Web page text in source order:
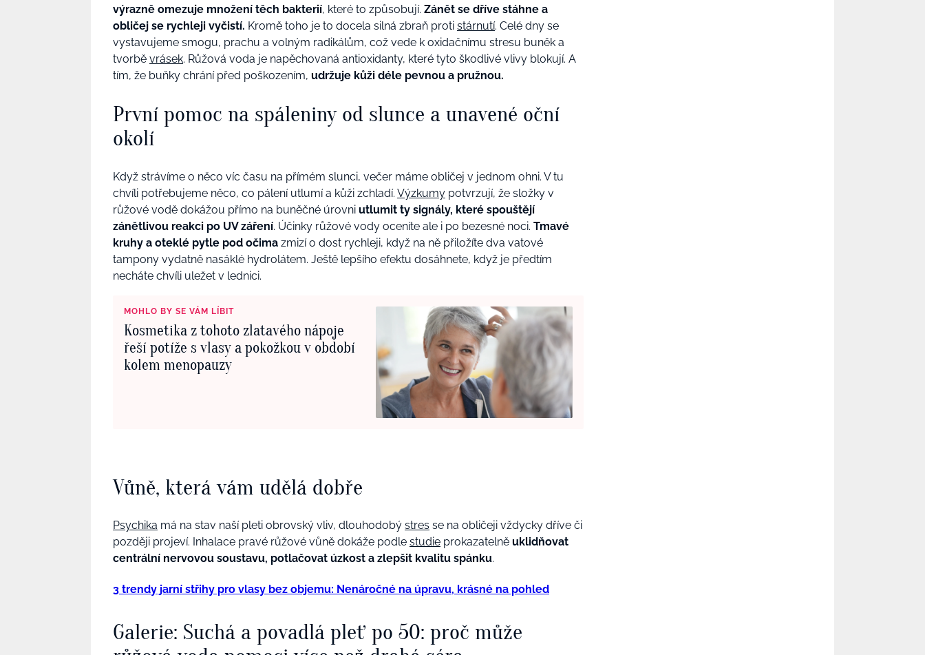
výrazně omezuje množení těch bakterií, které to způsobují. Zánět se dříve stáhne a
obličej se rychleji vyčistí. Kromě toho je to docela silná zbraň proti stárnutí. Celé dny se
vystavujeme smogu, prachu a volným radikálům, což vede k oxidačnímu stresu buněk a
tvorbě vrásek. Růžová voda je napěchovaná antioxidanty, které tyto škodlivé vlivy blokují. A
tím, že buňky chrání před poškozením, udržuje kůži déle pevnou a pružnou.
První pomoc na spáleniny od slunce a unavené oční
okolí
Když strávíme o něco víc času na přímém slunci, večer máme obličej v jednom ohni. V tu
chvíli potřebujeme něco, co pálení utlumí a kůži zchladí. Výzkumy potvrzují, že složky v
růžové vodě dokážou přímo na buněčné úrovni utlumit ty signály, které spouštějí
zánětlivou reakci po UV záření. Účinky růžové vody oceníte ale i po bezesné noci. Tmavé
kruhy a oteklé pytle pod očima zmizí o dost rychleji, když na ně přiložíte dva vatové
tampony vydatně nasáklé hydrolátem. Ještě lepšího efektu dosáhnete, když je předtím
necháte chvíli uležet v lednici.
MOHLO BY SE VÁM LÍBIT
Kosmetika z tohoto zlatavého nápoje
řeší potíže s vlasy a pokožkou v období
kolem menopauzy
Vůně, která vám udělá dobře
Psychika má na stav naší pleti obrovský vliv, dlouhodobý stres se na obličeji vždycky dříve či
později projeví. Inhalace pravé růžové vůně dokáže podle studie prokazatelně uklidňovat
centrální nervovou soustavu, potlačovat úzkost a zlepšit kvalitu spánku.
3 trendy jarní střihy pro vlasy bez objemu: Nenáročné na úpravu, krásné na pohled
Galerie: Suchá a povadlá pleť po 50: proč může